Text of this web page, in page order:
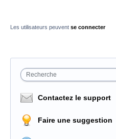
Les utilisateurs peuvent se connecter
Recherche
Contactez le support
Faire une suggestion